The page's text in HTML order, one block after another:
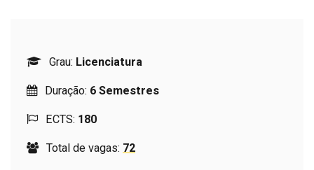
Grau: Licenciatura
Duração: 6 Semestres
ECTS: 180
Total de vagas: 72